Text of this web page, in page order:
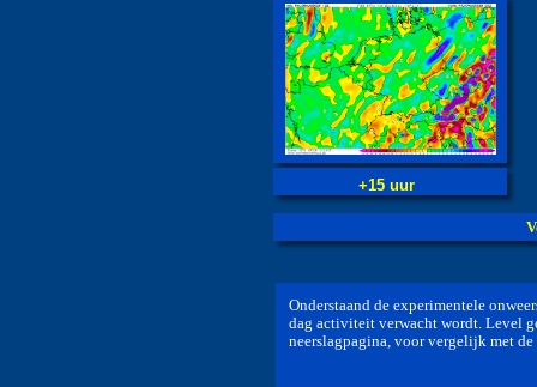
+15 uur
Onderstaand de experimentele
dag activiteit verwacht wordt. Level
neerslagpagina, voor vergelijk met de